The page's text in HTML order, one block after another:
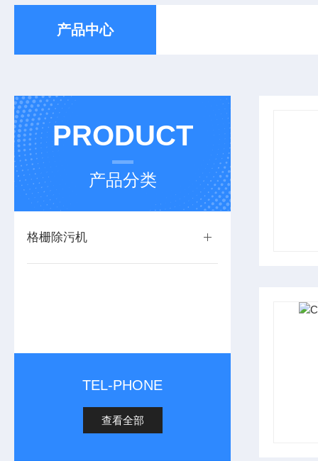
产品中心
PRODUCT
产品分类
格栅除污机
TEL-PHONE
查看全部